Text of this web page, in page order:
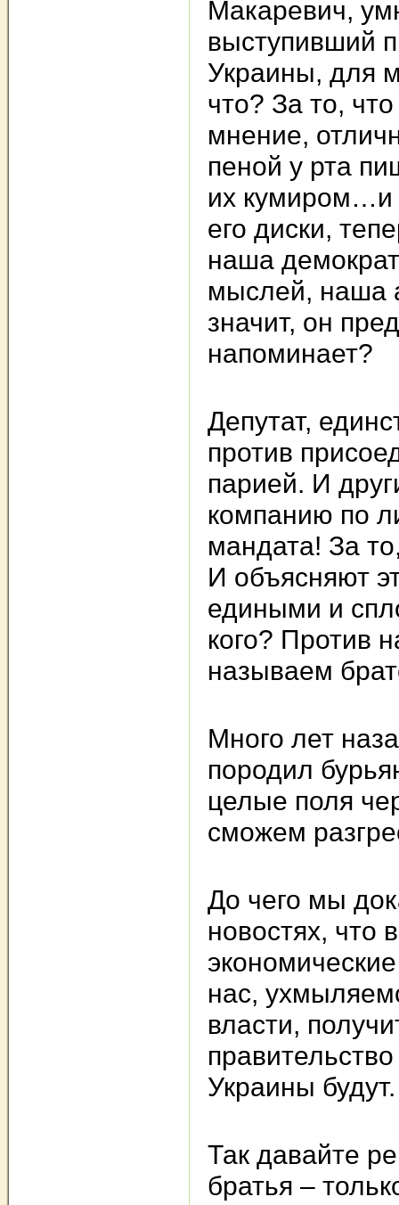
Макаревич,
выступивший
Украины, для
что? За то,
мнение,
пеной у рта
их кумиром…и
его диски,
наша
мыслей, наша
значит, он
напоминает?
Депутат,
против
парией. И
компанию по
мандата! За
И объясняют
едиными и
кого? Против
называем
Много лет
породил
целые поля
сможем
До чего мы
новостях, что
нас,
власти,
Украины
Так давайте
братья –